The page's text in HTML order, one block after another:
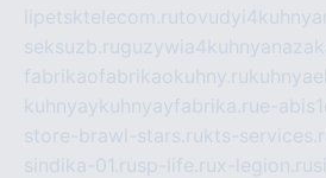
lipetsktelecom.ru
seksuzb.ru
fabrikaofabrikaokuhny.ru
kuhnyaykuhnyayfabrika.rue-
store-brawl-stars.rukts-
sindika-01.rusp-life.rux-legion.ru